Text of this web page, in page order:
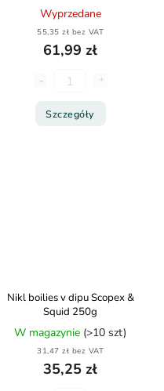
Wyprzedane
55,35 zł bez VAT
61,99 zł
Szczegóły
Nikl boilies v dipu Scopex &
Squid 250g
W magazynie (>10 szt)
31,47 zł bez VAT
35,25 zł